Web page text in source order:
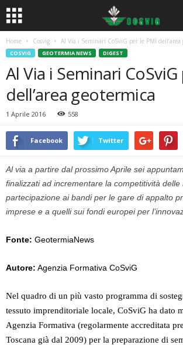
Home Cosvig Al Via i Seminari CoSviG per le PMI dell’area
COSVIG GEOTERMIA NEWS DIGEST
Al Via i Seminari
dell’area geotermica
1 Aprile 2016 558
Facebook Twitter
Al via a partire dal prossimo Aprile sei
finalizzati ad incrementare la competitività delle
partecipazione ai bandi per le gare di appalto
imprese e a quelli sui fondi europei per
Fonte: GeotermiaNews
Autore: Agenzia Formativa CoSviG
Nel quadro di un più vasto programma di
tessuto imprenditoriale locale, CoSviG ha dato
Agenzia Formativa (regolarmente accreditata
Toscana già dal 2009) per la preparazione di